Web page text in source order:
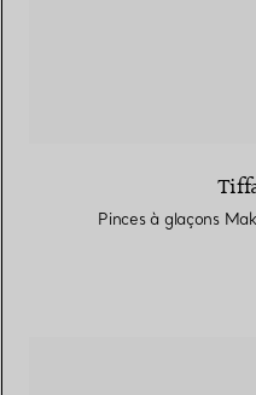
Pinces à glaçons